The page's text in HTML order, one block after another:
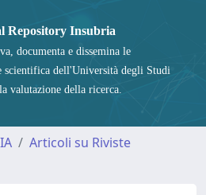
Repository Insubria
documenta e dissemina le
scientifica dell'Università degli Studi
valutazione della ricerca.
Articoli su Riviste